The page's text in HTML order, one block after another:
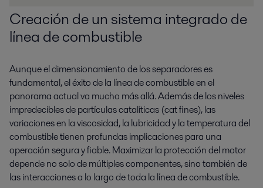
Creación de un sistema integrado de
línea de combustible
Aunque el dimensionamiento de los separadores es
fundamental, el éxito de la línea de combustible en el
panorama actual va mucho más allá. Además de los niveles
impredecibles de partículas catalíticas (cat fines), las
variaciones en la viscosidad, la lubricidad y la temperatura del
combustible tienen profundas implicaciones para una
operación segura y fiable. Maximizar la protección del motor
depende no solo de múltiples componentes, sino también de
las interacciones a lo largo de toda la línea de combustible.